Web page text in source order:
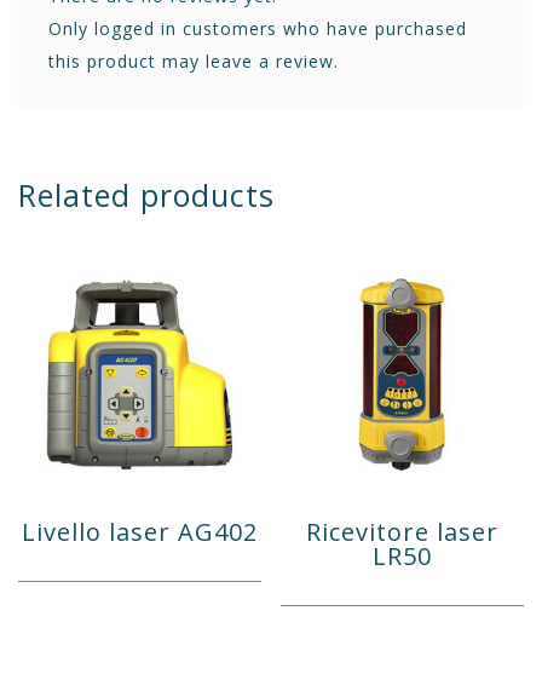
Only logged in customers who have purchased
this product may leave a review.
Related products
Livello laser AG402 Ricevitore laser
LR50